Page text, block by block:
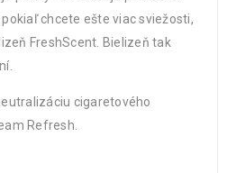
chcete ešte viac sviežosti,
FreshScent. Bielizeň tak
cigaretového
Refresh.